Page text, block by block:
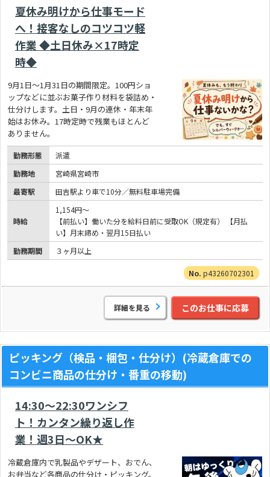
夏休み明けから仕事モード
へ！接客なしのコツコツ軽
作業 ◆土日休み×17時定
時◆
9月1日～1月31日の期間限定。100円ショ
ップなどに並ぶお菓子作り材料を袋詰め・
仕分けします。土日・9月の連休・年末年
始はお休み。17時定時で残業もほとんど
ありません。
勤務形態
派遣
勤務地
宮崎県宮崎市
最寄駅
田吉駅より車で10分／無料駐車場完備
時給
1,154円～
【前払い】働いた分を給料日前に受取OK（規定有） 【月払
い】月末締め・翌月15日払い
勤務期間
３ヶ月以上
p43260702301
詳細を見る このお仕事に応募
ピッキング（検品・梱包・仕分け）(冷蔵倉庫での
コンビニ商品の仕分け・番重の移動)
14:30～22:30ワンシフ
ト！カンタン繰り返し作
業！週3日～OK★
冷蔵倉庫内で乳製品やデザート、おでん、
お弁当など各商品の仕分け・ピッキング。